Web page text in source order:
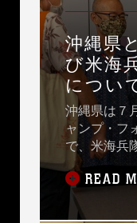
沖縄県
び米海
につい
沖縄県は７
ャンプ・フ
で、米海兵
軍保健機
症について
READ